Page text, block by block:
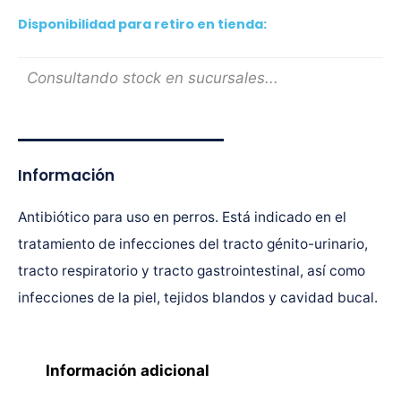
Disponibilidad para retiro en tienda:
Consultando stock en sucursales...
Información
Antibiótico para uso en perros. Está indicado en el
tratamiento de infecciones del tracto génito-urinario,
tracto respiratorio y tracto gastrointestinal, así como
infecciones de la piel, tejidos blandos y cavidad bucal.
Información adicional